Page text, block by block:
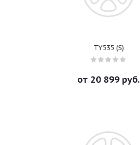
TY535 (S)
от 20 899 руб.